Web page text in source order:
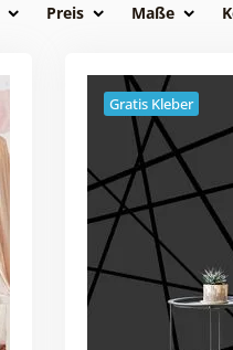
Preis Maße
Gratis Kleber